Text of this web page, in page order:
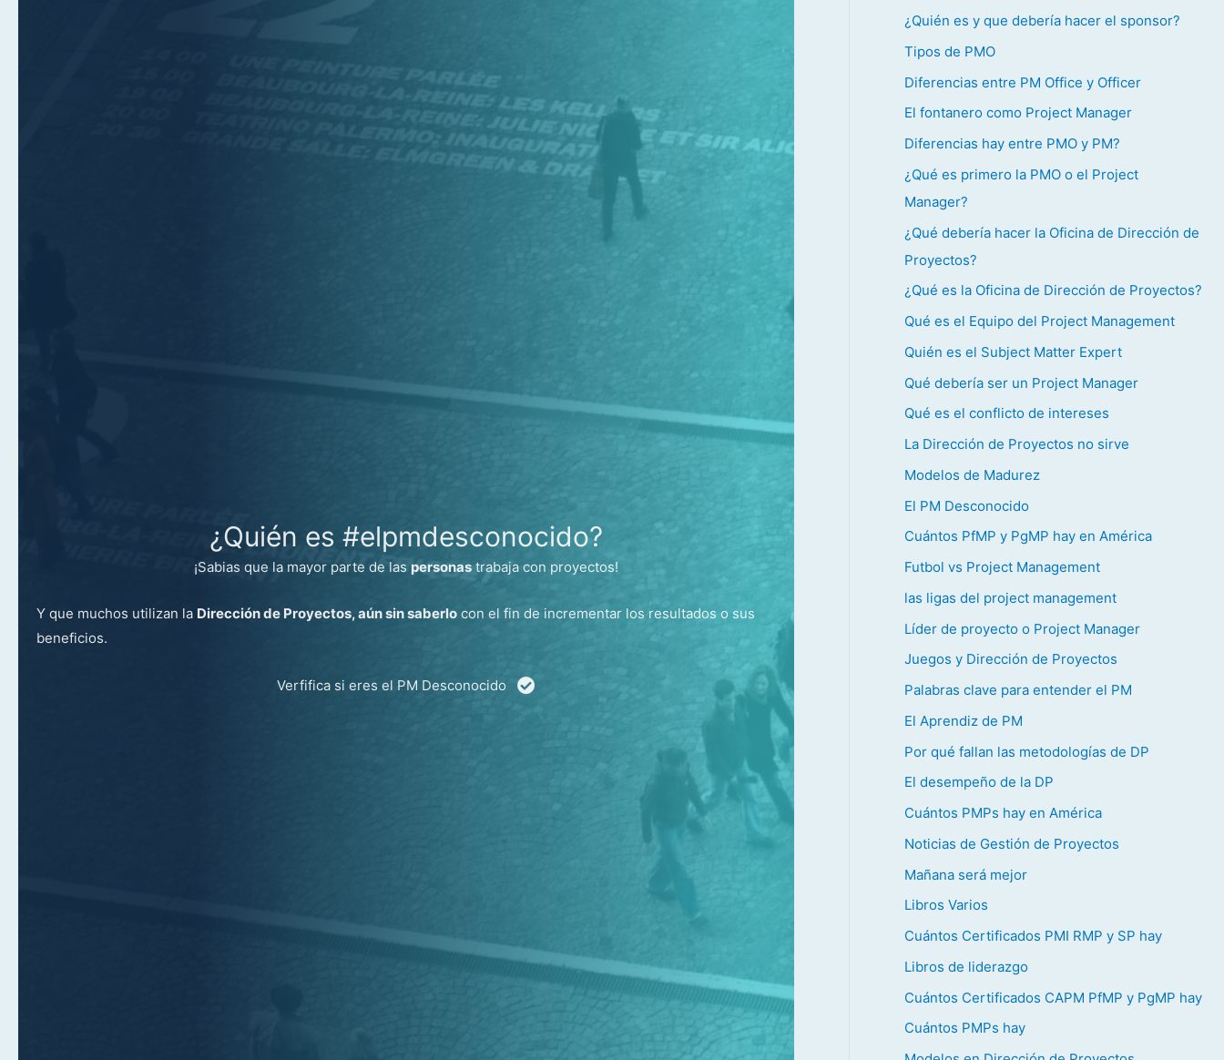
¿Quién es #elpmdesconocido?
¡Sabias que la mayor parte de las personastrabaja con proyectos!
Y que muchos utilizan la Dirección de Proyectos, aún sin saberlo con el fin de incrementar los resultados o sus
beneficios.
Verfifica si eres el PM Desconocido
¿Quién es y que debería hacer el sponsor?
Tipos de PMO
Diferencias entre PM Office y Officer
El fontanero como Project Manager
Diferencias hay entre PMO y PM?
¿Qué es primero la PMO o el Project
Manager?
¿Qué debería hacer la Oficina de Dirección de
Proyectos?
¿Qué es la Oficina de Dirección de Proyectos?
Qué es el Equipo del Project Management
Quién es el Subject Matter Expert
Qué debería ser un Project Manager
Qué es el conflicto de intereses
La Dirección de Proyectos no sirve
Modelos de Madurez
El PM Desconocido
Cuántos PfMP y PgMP hay en América
Futbol vs Project Management
las ligas del project management
Líder de proyecto o Project Manager
Juegos y Dirección de Proyectos
Palabras clave para entender el PM
El Aprendiz de PM
Por qué fallan las metodologías de DP
El desempeño de la DP
Cuántos PMPs hay en América
Noticias de Gestión de Proyectos
Mañana será mejor
Libros Varios
Cuántos Certificados PMI RMP y SP hay
Libros de liderazgo
Cuántos Certificados CAPM PfMP y PgMP hay
Cuántos PMPs hay